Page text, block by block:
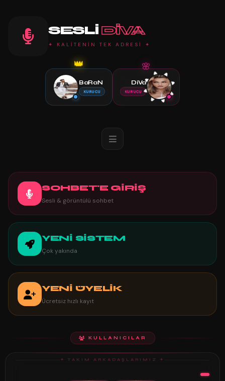
SESLI DIVA
✦ KALİTENİN TEK ADRESİ ✦
👑
BaRaN
KURUCU
🌸
DiVa
KURUCU
SOHBET'E GİRİŞ
Sesli & görüntülü sohbet
YENİ SİSTEM
Çok yakında
YENİ ÜYELİK
Ücretsiz hızlı kayıt
KULLANICILAR
✦ TAKIM ARKADAŞLARIMIZ ✦